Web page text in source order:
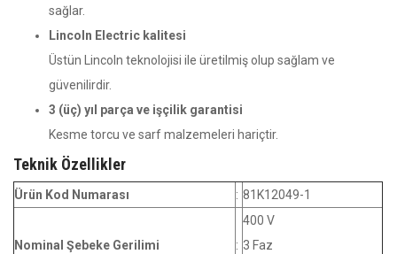
sağlar.
Lincoln Electric kalitesi
Üstün Lincoln teknolojisi ile üretilmiş olup sağlam ve
güvenilirdir.
3 (üç) yıl parça ve işçilik garantisi
Kesme torcu ve sarf malzemeleri hariçtir.
Teknik Özellikler
Ürün Kod Numarası : 81K12049-1
Nominal Şebeke Gerilimi :
400 V
3 Faz